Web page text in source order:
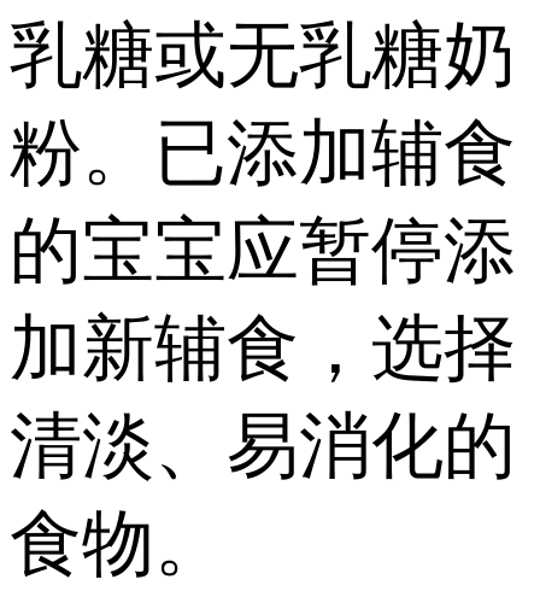
乳糖或无乳糖奶
粉。已添加辅食
的宝宝应暂停添
加新辅食，选择
清淡、易消化的
食物。